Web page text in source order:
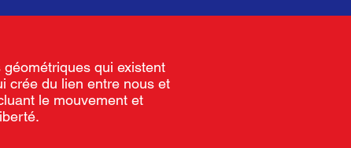
qui existent
crée du lien entre nous et
le mouvement et